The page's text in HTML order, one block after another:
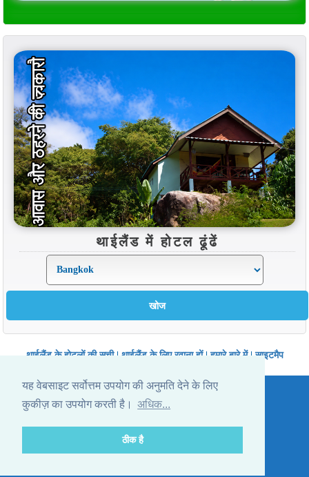
यह वेबसाइट सर्वोत्तम उपयोग की अनुमति देने के लिए
कुकीज़ का उपयोग करती है।
अधिक...
ठीक है
थाईलैंड में होटल ढूंढें
थाईलैंड के होटलों की सूची| थाईलैंड के लिए रवाना हों|हमारे बारे में|साइटमैप